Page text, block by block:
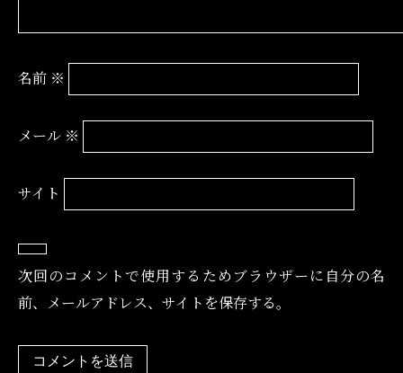
名前 ※
メール ※
サイト
次回のコメントで使用するためブラウザーに自分の名
前、メールアドレス、サイトを保存する。